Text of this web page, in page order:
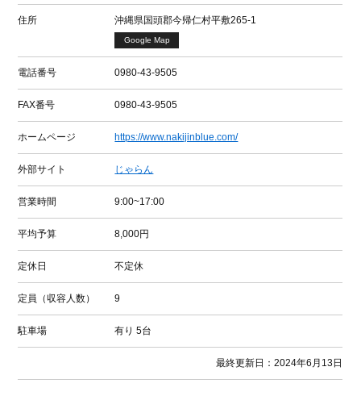
住所 沖縄県国頭郡今帰仁村平敷265-1
Google Map
電話番号 0980-43-9505
FAX番号 0980-43-9505
ホームページ https://www.nakijinblue.com/
外部サイト じゃらん
営業時間 9:00~17:00
平均予算 8,000円
定休日 不定休
定員（収容人数） 9
駐車場 有り5台
最終更新日：2024年6月13日